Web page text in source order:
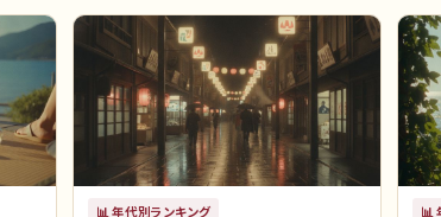
📊年代別ランキング 📊